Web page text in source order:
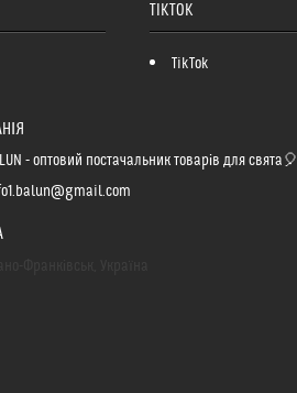
TIKTOK
TikTok
- оптовий постачальник товарів для свята🎈